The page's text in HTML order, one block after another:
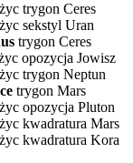
trygon Ceres
sekstyl Uran
trygon Ceres
opozycja Jowisz
trygon Neptun
trygon Mars
opozycja Pluton
kwadratura Mars
kwadratura Kora